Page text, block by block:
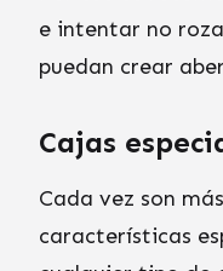
e intentar no
puedan crear
Cajas
Cada vez son
características